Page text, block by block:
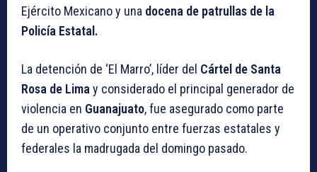
Ejército Mexicano y una docena de patrullas de la
Policía Estatal.
La detención de ‘El Marro’, líder del Cártel de Santa
Rosa de Lima y considerado el principal generador de
violencia en Guanajuato, fue asegurado como parte
de un operativo conjunto entre fuerzas estatales y
federales la madrugada del domingo pasado.